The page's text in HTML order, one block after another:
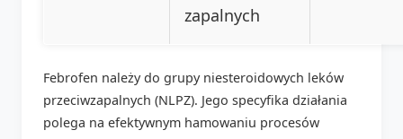
zapalnych
Febrofen należy do grupy niesteroidowych leków
przeciwzapalnych (NLPZ). Jego specyfika działania
polega na efektywnym hamowaniu procesów